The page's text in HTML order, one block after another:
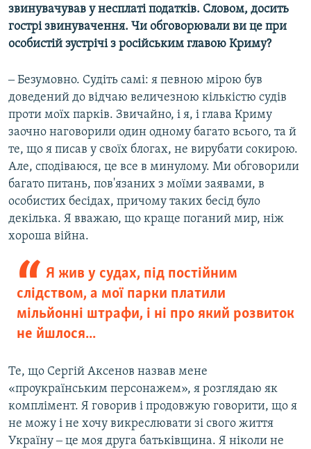
звинувачував у несплаті податків. Словом, досить
гострі звинувачення. Чи обговорювали ви це при
особистій зустрічі з російським главою Криму?
‒ Безумовно. Судіть самі: я певною мірою був
доведений до відчаю величезною кількістю судів
проти моїх парків. Звичайно, і я, і глава Криму
заочно наговорили один одному багато всього, та й
те, що я писав у своїх блогах, не вирубати сокирою.
Але, сподіваюся, це все в минулому. Ми обговорили
багато питань, пов'язаних з моїми заявами, в
особистих бесідах, причому таких бесід було
декілька. Я вважаю, що краще поганий мир, ніж
хороша війна.
Я жив у судах, під постійним
слідством, а мої парки платили
мільйонні штрафи, і ні про який розвиток
не йшлося...
Те, що Сергій Аксенов назвав мене
«проукраїнським персонажем», я розглядаю як
комплімент. Я говорив і продовжую говорити, що я
не можу і не хочу викреслювати зі свого життя
Україну ‒ це моя друга батьківщина. Я ніколи не